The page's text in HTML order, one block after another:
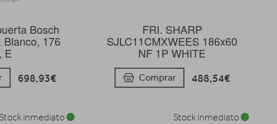
Bosch
Blanco, 176
E
698,93€
FRI. SHARP
SJLC11CMXWEES 186x60
NF 1P WHITE
Comprar 488,54€
Stock inmediato Stock inmediato